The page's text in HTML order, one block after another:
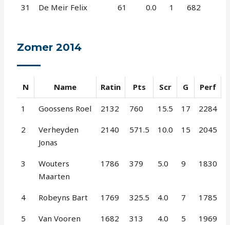
31 De Meir Felix 61 0.0 1 682
Zomer 2014
N Name Ratin Pts Scr G Perf
1 Goossens Roel 2132 760 15.5 17 2284
2
Verheyden
Jonas
2140 571.5 10.0 15 2045
3
Wouters
Maarten
1786 379 5.0 9 1830
4 Robeyns Bart 1769 325.5 4.0 7 1785
5
Van Vooren
1682 313 4.0 5 1969